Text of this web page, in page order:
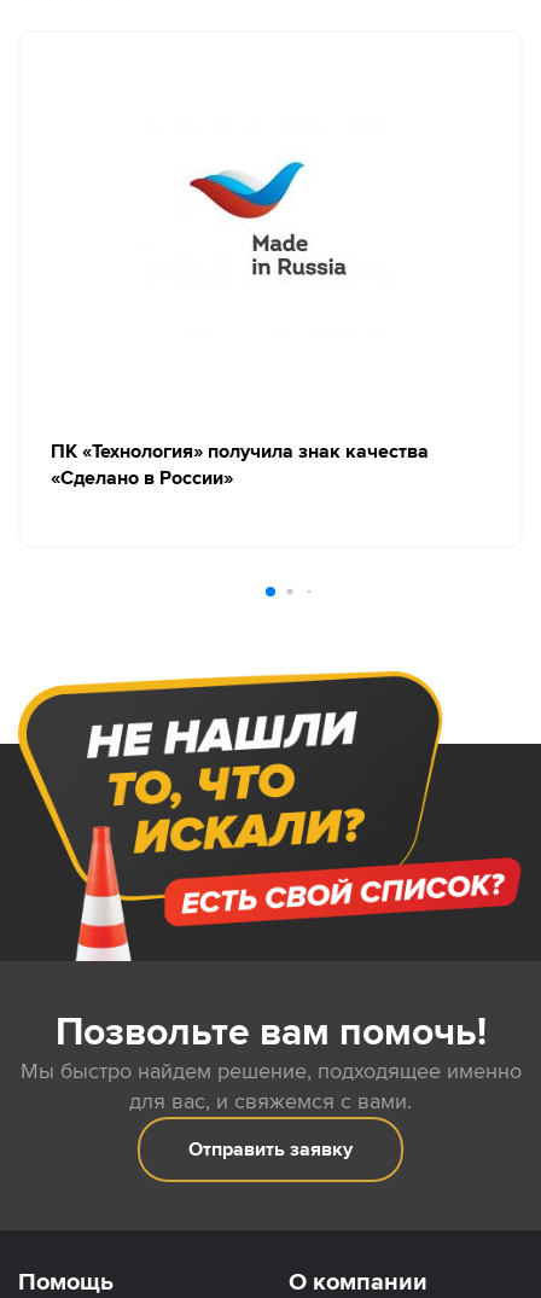
ПК «Технология» получила знак качества
«Сделано в России»
Позвольте вам помочь!
Мы быстро найдем решение, подходящее именно
для вас, и свяжемся с вами.
Отправить заявку
Помощь
О компании